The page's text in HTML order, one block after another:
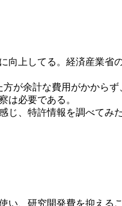
上してる。経済産業省
が余計な費用がかから
は必要である。
、特許情報を調べてみ
、研究開発費を抑える